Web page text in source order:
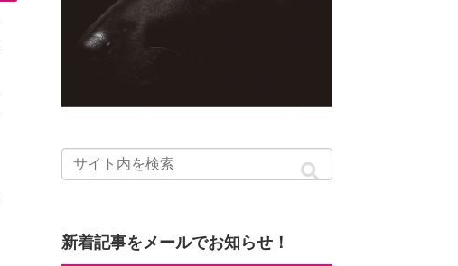
新着記事をメールでお知らせ！